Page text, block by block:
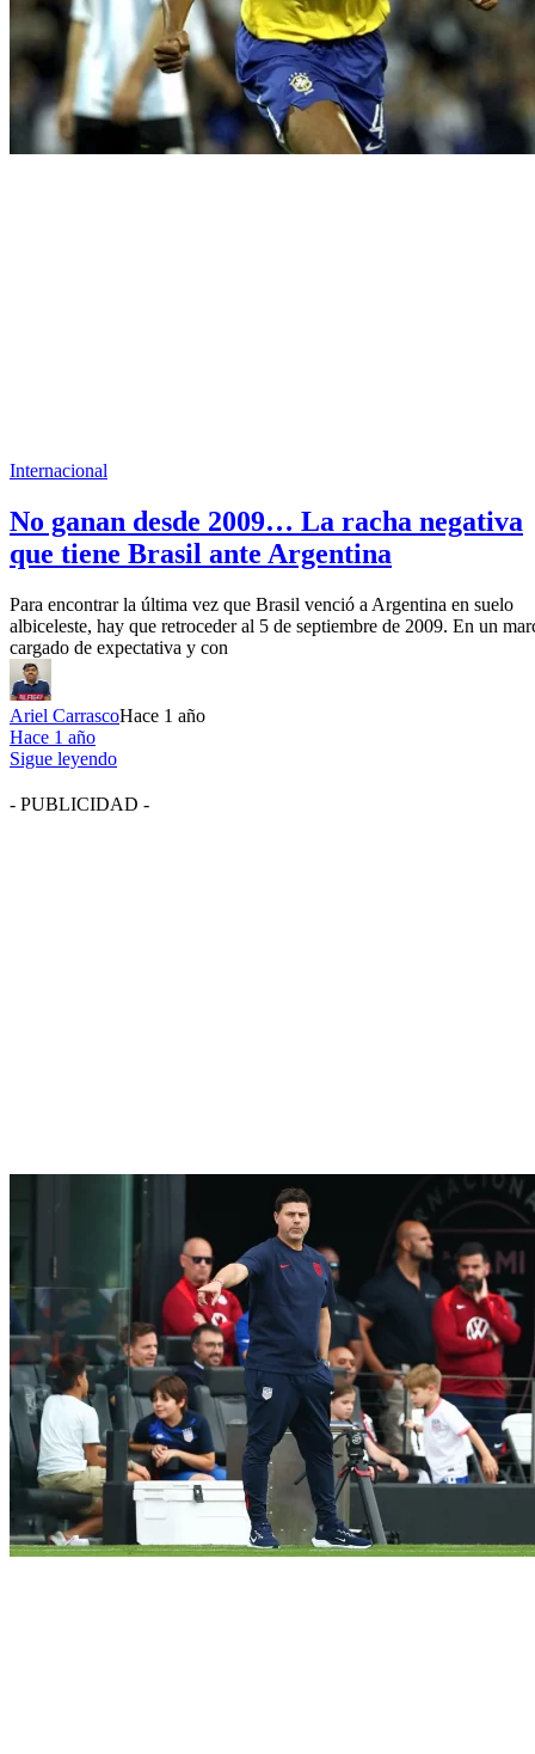
Internacional
No ganan desde 2009… La racha negativa
que tiene Brasil ante Argentina
Para encontrar la última vez que Brasil venció a Argentina en suelo
albiceleste, hay que retroceder al 5 de septiembre de 2009. En un
cargado de expectativa y con
Ariel CarrascoHace 1 año
Hace 1 año
Sigue leyendo
- PUBLICIDAD -